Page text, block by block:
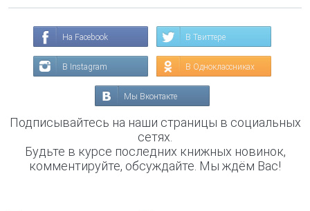
На Facebook В Твиттере
В Instagram В Одноклассниках
Мы Вконтакте
Подписывайтесь на наши страницы в социальных
сетях.
Будьте в курсе последних книжных новинок,
комментируйте, обсуждайте. Мы ждём Вас!